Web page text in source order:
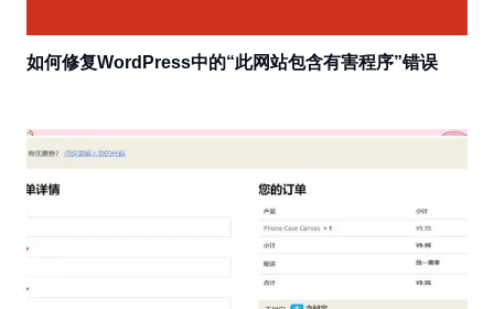
如何修复WordPress中的“此网站包含有害程序”错误